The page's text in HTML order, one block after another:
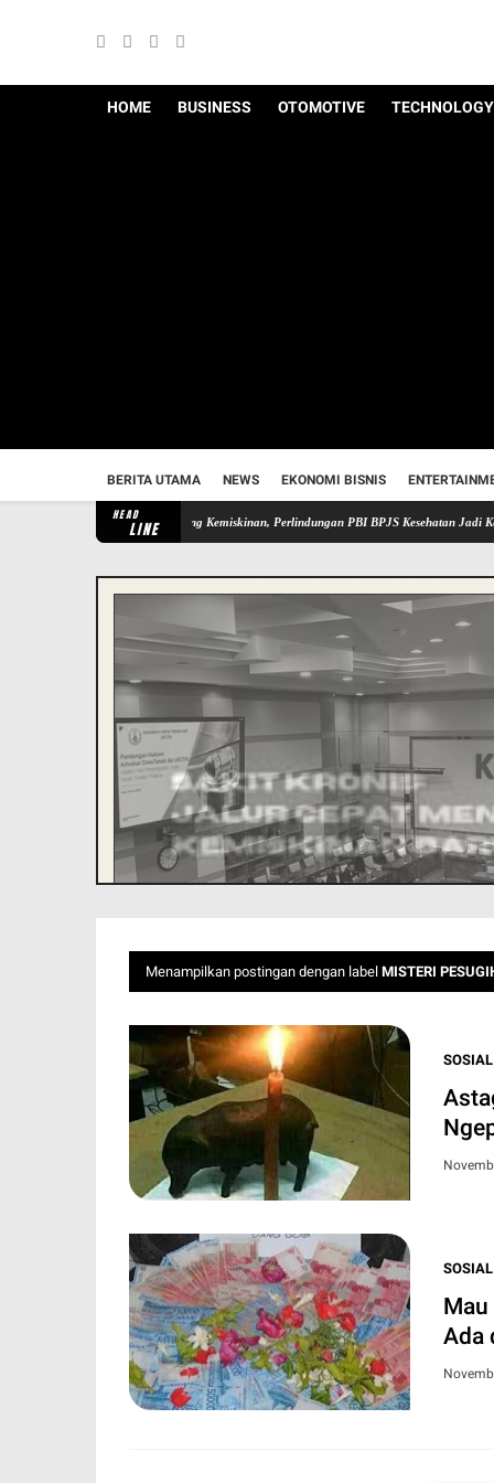
HOME BUSINESS OTOMOTIVE TECHNOLOGY
BERITA UTAMA NEWS EKONOMI BISNIS
HEAD
LINE
Keluarga ke Jurang Kemiskinan, Perlindungan PBI BPJS Kesehatan Jadi
Menampilkan postingan dengan label MISTERI
SOSIAL
SOSIAL
Mau
Ada